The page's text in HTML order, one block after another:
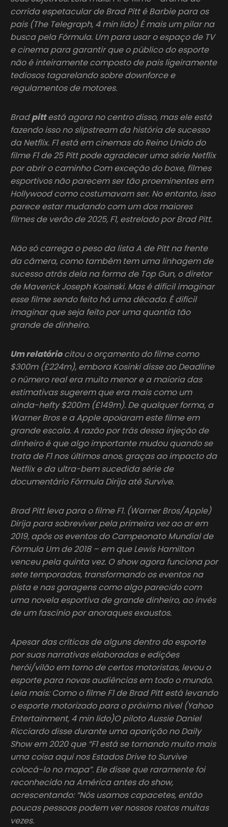
corrida espetacular de Brad Pitt é Barbie para os
pais (The Telegraph, 4 min lido) É mais um pilar na
busca pela Fórmula. Um para usar o espaço de TV
e cinema para garantir que o público do esporte
não é inteiramente composto de pais ligeiramente
tediosos tagarelando sobre downforce e
regulamentos de motores.
Bradpittestá agora no centro disso, mas ele está
fazendo isso no slipstream da história de sucesso
da Netflix. F1 está em cinemas do Reino Unido do
filme F1 de 25 Pitt pode agradecer uma série Netflix
por abrir o caminho Com exceção do boxe, filmes
esportivos não parecem ser tão proeminentes em
Hollywood como costumavam ser. No entanto, isso
parece estar mudando com um dos maiores
filmes de verão de 2025, F1, estrelado por Brad Pitt.
Não só carrega o peso da lista A de Pitt na frente
da câmera, como também tem uma linhagem de
sucesso atrás dela na forma de Top Gun, o diretor
de Maverick Joseph Kosinski. Mas é difícil imaginar
esse filme sendo feito há uma década. É difícil
imaginar que seja feito por uma quantia tão
grande de dinheiro.
Um relatóriocitou o orçamento do filme como
$300m (£224m), embora Kosinki disse ao Deadline
o número real era muito menor e a maioria das
estimativas sugerem que era mais como um
ainda-hefty $200m (£149m). De qualquer forma, a
Warner Bros e a Apple apoiaram este filme em
grande escala. A razão por trás dessa injeção de
dinheiro é que algo importante mudou quando se
trata de F1 nos últimos anos, graças ao impacto da
Netflix e da ultra-bem sucedida série de
documentário Fórmula Dirija até Survive.
Brad Pitt leva para o filme F1. (Warner Bros/Apple)
Dirija para sobreviver pela primeira vez ao ar em
2019, após os eventos do Campeonato Mundial de
Fórmula Um de 2018 – em que Lewis Hamilton
venceu pela quinta vez. O show agora funciona por
sete temporadas, transformando os eventos na
pista e nas garagens como algo parecido com
uma novela esportiva de grande dinheiro, ao invés
de um fascínio por anoraques exaustos.
Apesar das críticas de alguns dentro do esporte
por suas narrativas elaboradas e edições
herói/vilão em torno de certos motoristas, levou o
esporte para novas audiências em todo o mundo.
Leia mais: Como o filme F1 de Brad Pitt está levando
o esporte motorizado para o próximo nível (Yahoo
Entertainment, 4 min lido)O piloto Aussie Daniel
Ricciardo disse durante uma aparição no Daily
Show em 2020 que “F1 está se tornando muito mais
uma coisa aqui nos Estados Drive to Survive
colocá-lo no mapa”. Ele disse que raramente foi
reconhecido na América antes do show,
acrescentando: “Nós usamos capacetes, então
poucas pessoas podem ver nossos rostos muitas
vezes.